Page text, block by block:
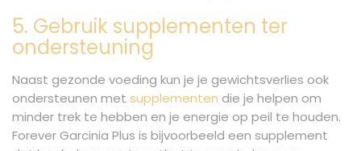
5. Gebruik supplementen ter
ondersteuning
Naast gezonde voeding kun je je gewichtsverlies ook
ondersteunen met supplementen die je helpen om
minder trek te hebben en je energie op peil te houden.
Forever Garcinia Plus is bijvoorbeeld een supplement